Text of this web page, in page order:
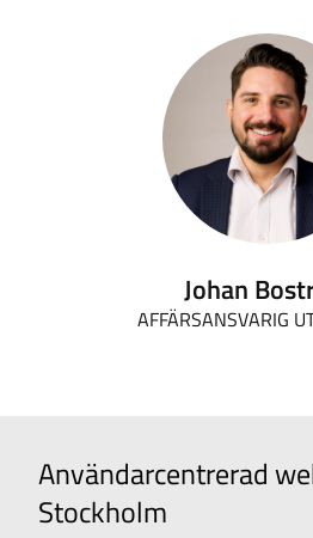
Johan
AFFÄRSANSVARIG
Användarcentrerad
Stockholm